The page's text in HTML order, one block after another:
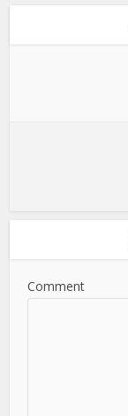
Comment